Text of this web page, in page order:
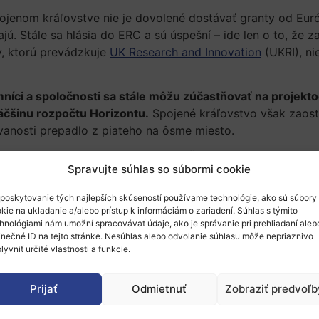
Spravujte súhlas so súbormi cookie
tých najlepších skúseností používame technológie, ako sú súbory
na ukladanie a/alebo prístup k informáciám o zariadení. Súhlas s týmito
nám umožní spracovávať údaje, ako je správanie pri prehliadaní
ID na tejto stránke. Nesúhlas alebo odvolanie súhlasu môže nepriaznivo
určité vlastnosti a funkcie.
Prijať Odmietnuť Zobraziť
kráľovstve nie je dovolené dostávať granty od
Stále sa hlásia do ERC a sú úspešní – ide len o to, že
ktorú prevádzkuje UK Research and Innovation (UKRI),
a spoločnosti sa stále môžu zúčastňovať na
rozpočtu Horizontu. Spojené kráľovstvo však
prepadlo z piateho na ôsme miesto.
oveľa strmšie ako v prípade Švajčiarska, ktoré tiež
vo Swansea a člen rady univerzít v UK:„Rozsah
pre univerzity v Spojenom kráľovstve, tak pre
a zaslúžia si viac istoty o dlhodobom postavení